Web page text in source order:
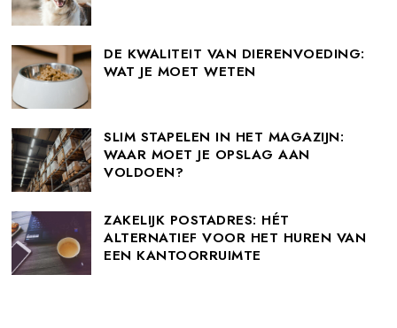
DE KWALITEIT VAN DIERENVOEDING:
WAT JE MOET WETEN
SLIM STAPELEN IN HET MAGAZIJN:
WAAR MOET JE OPSLAG AAN
VOLDOEN?
ZAKELIJK POSTADRES: HÉT
ALTERNATIEF VOOR HET HUREN VAN
EEN KANTOORRUIMTE